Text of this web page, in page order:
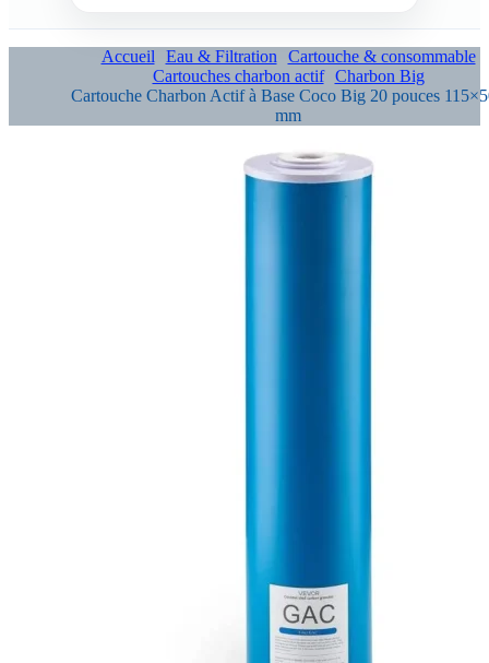
Accueil Eau & Filtration
Cartouche & consommable
Cartouches charbon actif
Charbon Big
Cartouche Charbon Actif à Base Coco Big 20 pouces
mm